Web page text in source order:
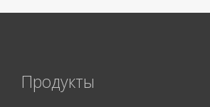
Продукты